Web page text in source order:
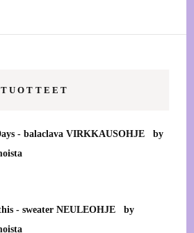
TUOTTEET
- balaclava VIRKKAUSOHJE by
- sweater NEULEOHJE by